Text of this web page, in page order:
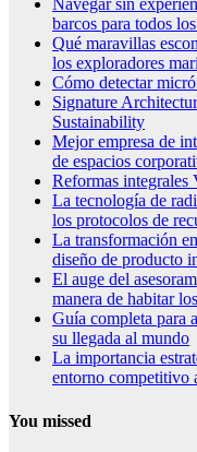
Navegar sin
barcos para todos
Qué maravillas
los exploradores
Cómo detectar
Signature
Sustainability
Mejor empresa de
de espacios
Reformas integrales
La tecnología de
los protocolos de
La transformación
diseño de producto
El auge del
manera de habitar
Guía completa para
su llegada al mundo
La importancia
entorno competitivo
You missed